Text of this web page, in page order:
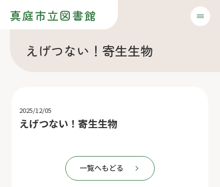
真庭市立図書館
えげつない！寄生生物
2025/12/05
えげつない！寄生生物
一覧へもどる